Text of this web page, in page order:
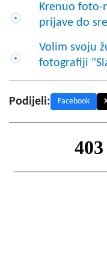
Krenuo foto-
prijave do
Volim svoju
fotografiji
Podijeli: Facebook